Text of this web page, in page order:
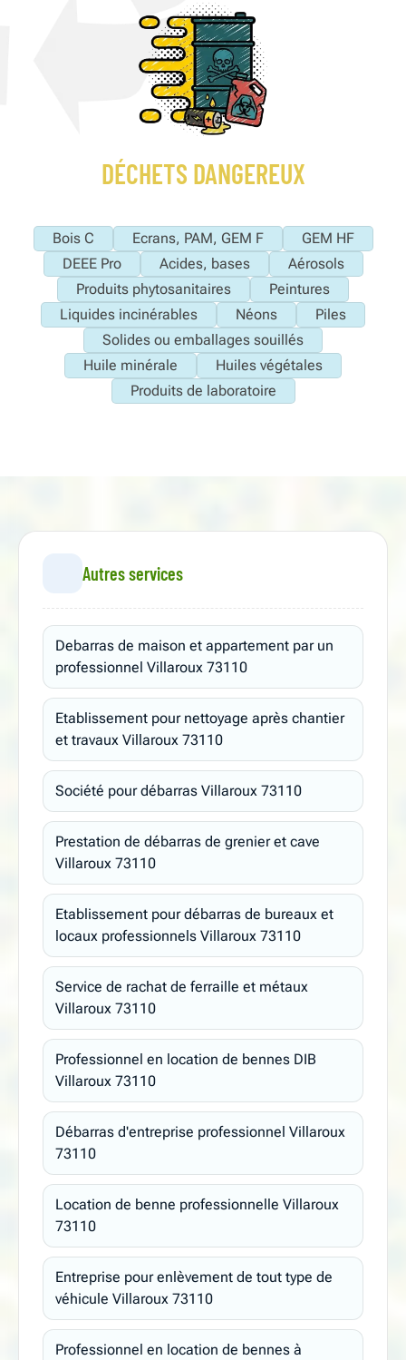
DÉCHETS DANGEREUX
Bois C Ecrans, PAM, GEM F
GEM HF
DEEE Pro
Acides, bases
Aérosols
Produits phytosanitaires
Peintures
Liquides incinérables
Néons
Piles
Solides ou emballages souillés
Huile minérale
Huiles végétales
Produits de laboratoire
Autres services
Debarras de maison et appartement par un
professionnel Villaroux 73110
Etablissement pour nettoyage après chantier
et travaux Villaroux 73110
Société pour débarras Villaroux 73110
Prestation de débarras de grenier et cave
Villaroux 73110
Etablissement pour débarras de bureaux et
locaux professionnels Villaroux 73110
Service de rachat de ferraille et métaux
Villaroux 73110
Professionnel en location de bennes DIB
Villaroux 73110
Débarras d'entreprise professionnel Villaroux
73110
Location de benne professionnelle Villaroux
73110
Entreprise pour enlèvement de tout type de
véhicule Villaroux 73110
Professionnel en location de bennes à